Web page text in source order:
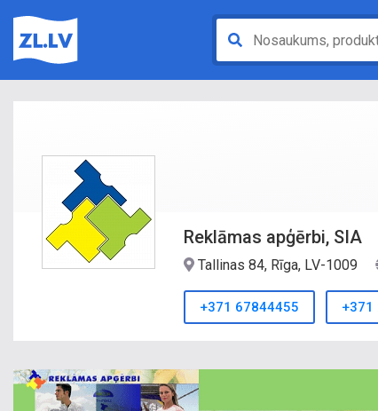
Reklāmas apģērbi, SIA
Tallinas 84, Rīga, LV-1009
+371 67844455 +371